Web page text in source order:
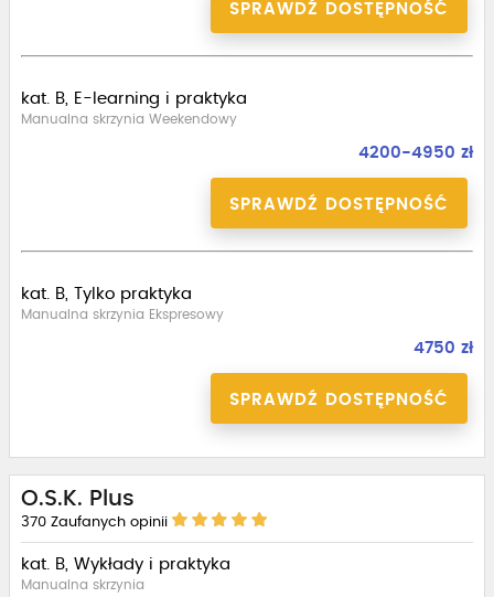
SPRAWDŹ DOSTĘPNOŚĆ
kat. B, E-learning i praktyka
Manualna skrzynia Weekendowy
4200-4950 zł
SPRAWDŹ DOSTĘPNOŚĆ
kat. B, Tylko praktyka
Manualna skrzynia Ekspresowy
4750 zł
SPRAWDŹ DOSTĘPNOŚĆ
O.S.K. Plus
370 Zaufanych opinii
kat. B, Wykłady i praktyka
Manualna skrzynia